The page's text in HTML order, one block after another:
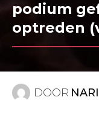
podium
optreden
DOOR